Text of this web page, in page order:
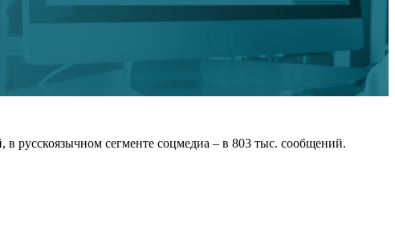
сегменте соцмедиа – в 803 тыс. сообщений.